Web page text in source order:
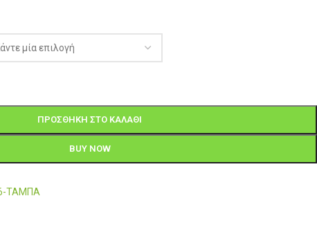
ΠΡΟΣΘΉΚΗ ΣΤΟ ΚΑΛΆΘΙ
BUY NOW
ΤΑΜΠΑ